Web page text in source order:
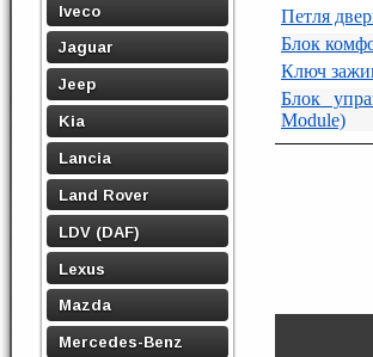
Iveco
Jaguar
Jeep
Kia
Lancia
Land Rover
LDV (DAF)
Lexus
Mazda
Mercedes-Benz
Петля
Блок
Ключ
Блок
Module)